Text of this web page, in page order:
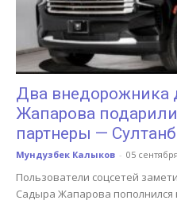
Два внедорожника
Жапарова
партнеры —
Мундузбек Калыков - 05
Пользователи соцсетей
Садыра Жапарова